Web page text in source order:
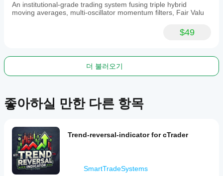
various
asset
표
세
력
유
형
신호
데
An institutional-grade trading system fusing triple hybrid
moving averages, multi-oscillator momentum filters, Fair Valu
$49
더 불러오기
좋아하실 만한 다른 항목
Trend-reversal-indicator for cTrader
SmartTradeSystems